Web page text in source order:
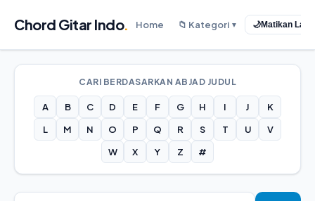
Chord Gitar Indo. Home 📁 Kategori ▼ 🌙Matikan
CARI BERDASARKAN ABJAD JUDUL
A B C D E F G H I J
K
L
M N O P Q R S T U
V
W
X Y Z #